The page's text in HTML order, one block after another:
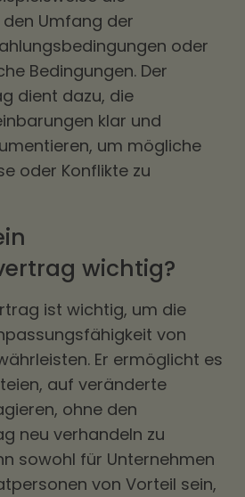
Umfang der
oder
Bedingungen. Der
dient dazu, die
klar und
um mögliche
oder Konflikte zu
wichtig?
ist wichtig, um die
von
Er ermöglicht es
auf veränderte
ohne den
neu verhandeln zu
sowohl für Unternehmen
von Vorteil sein,